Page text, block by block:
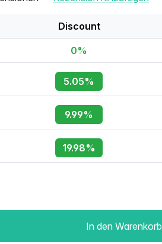
Discount
0%
5.05%
9.99%
19.98%
In den Warenkorb